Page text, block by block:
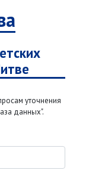
уточнения
данных".